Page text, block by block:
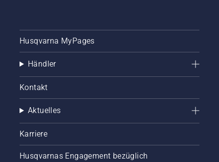
Husqvarna MyPages
Händler
Kontakt
Aktuelles
Karriere
Husqvarnas Engagement bezüglich